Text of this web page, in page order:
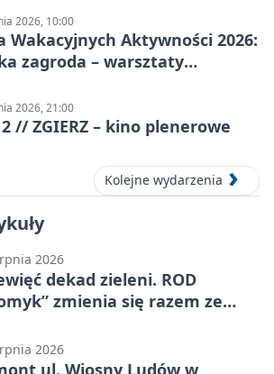
2026, 10:00
Wakacyjnych Aktywności 2026:
zagroda – warsztaty
2026, 21:00
// ZGIERZ – kino plenerowe
Kolejne wydarzenia
2026
dekad zieleni. ROD
zmienia się razem ze
2026
ul. Wiosny Ludów w